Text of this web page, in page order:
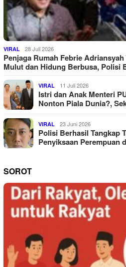
VIRAL 28 Juli 2026
Penjaga Rumah Febrie
Mulut dan Hidung Berbusa, Polisi
VIRAL 11 Juli 2026
Istri dan Anak Menteri
Nonton Piala Dunia?,
VIRAL 23 Juni 2026
Polisi Berhasil Tangkap
Penyiksaan Perempuan
SOROT